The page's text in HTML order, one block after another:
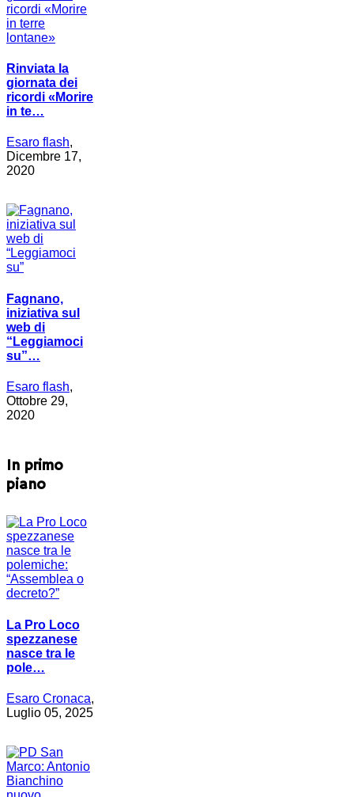
Rinviata la
giornata dei
ricordi «Morire
in te…
Esaro flash,
Dicembre 17,
2020
Fagnano,
iniziativa sul
web di
“Leggiamoci
su”…
Esaro flash,
Ottobre 29,
2020
In primo
piano
La Pro Loco
spezzanese
nasce tra le
pole…
Esaro Cronaca,
Luglio 05, 2025